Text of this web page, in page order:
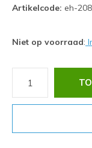
Artikelcode: eh-
Niet op voorraad: